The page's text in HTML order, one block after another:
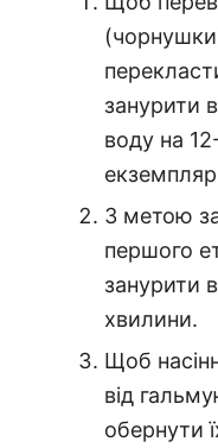
занурити
воду на
З метою
першого
занурити
хвилини.
Щоб
від
обернути